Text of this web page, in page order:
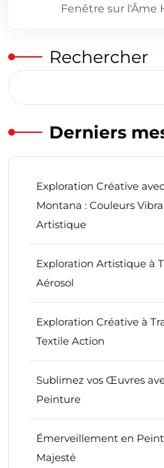
Fenêtre sur l'Âme
Rechercher
Derniers
Exploration Créative
Montana : Couleurs
Artistique
Exploration Artistique à
Aérosol
Exploration Créative à
Textile Action
Sublimez vos Œuvres
Peinture
Émerveillement en
Majesté